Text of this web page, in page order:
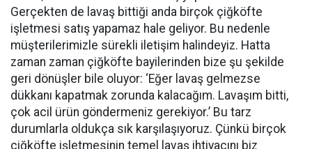
Gerçekten de lavaş bittiği anda birçok çiğköfte
işletmesi satış yapamaz hale geliyor. Bu nedenle
müşterilerimizle sürekli iletişim halindeyiz. Hatta
zaman zaman çiğköfte bayilerinden bize şu şekilde
geri dönüşler bile oluyor: ‘Eğer lavaş gelmezse
dükkanı kapatmak zorunda kalacağım. Lavaşım bitti,
çok acil ürün göndermeniz gerekiyor.’ Bu tarz
durumlarla oldukça sık karşılaşıyoruz. Çünkü birçok
çiğköfte işletmesinin temel lavaş ihtiyacını biz